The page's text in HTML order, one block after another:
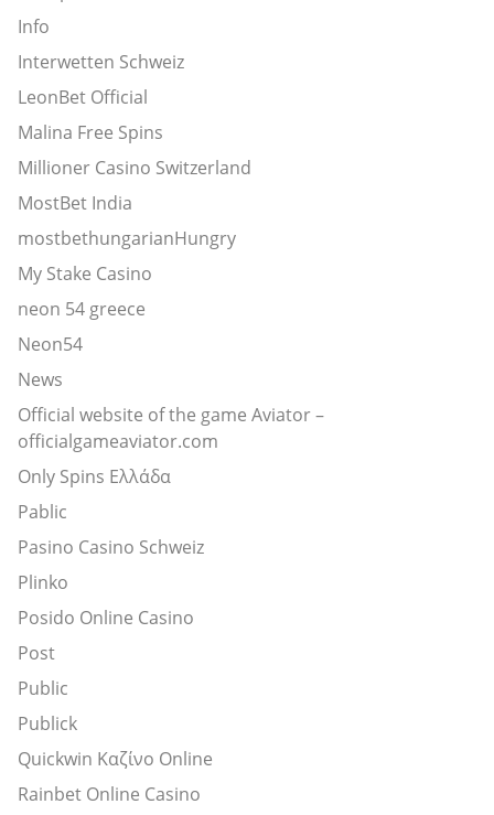
Info
Interwetten Schweiz
LeonBet Official
Malina Free Spins
Millioner Casino Switzerland
MostBet India
mostbethungarianHungry
My Stake Casino
neon 54 greece
Neon54
News
Official website of the game Aviator –
officialgameaviator.com
Only Spins Ελλάδα
Pablic
Pasino Casino Schweiz
Plinko
Posido Online Casino
Post
Public
Publick
Quickwin Καζίνο Online
Rainbet Online Casino